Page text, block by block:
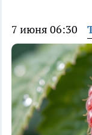
7 июня 06:30